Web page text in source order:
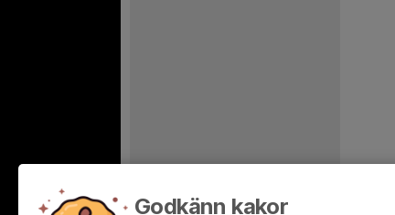
Godkänn kakor